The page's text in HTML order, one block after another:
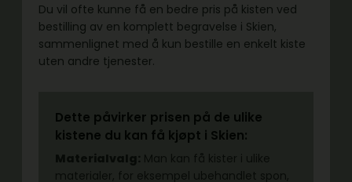
Du vil ofte kunne få en bedre pris på kisten ved
bestilling av en komplett begravelse i Skien,
sammenlignet med å kun bestille en enkelt kiste
uten andre tjenester.
Dette påvirker prisen på de ulike
kistene du kan få kjøpt i Skien: